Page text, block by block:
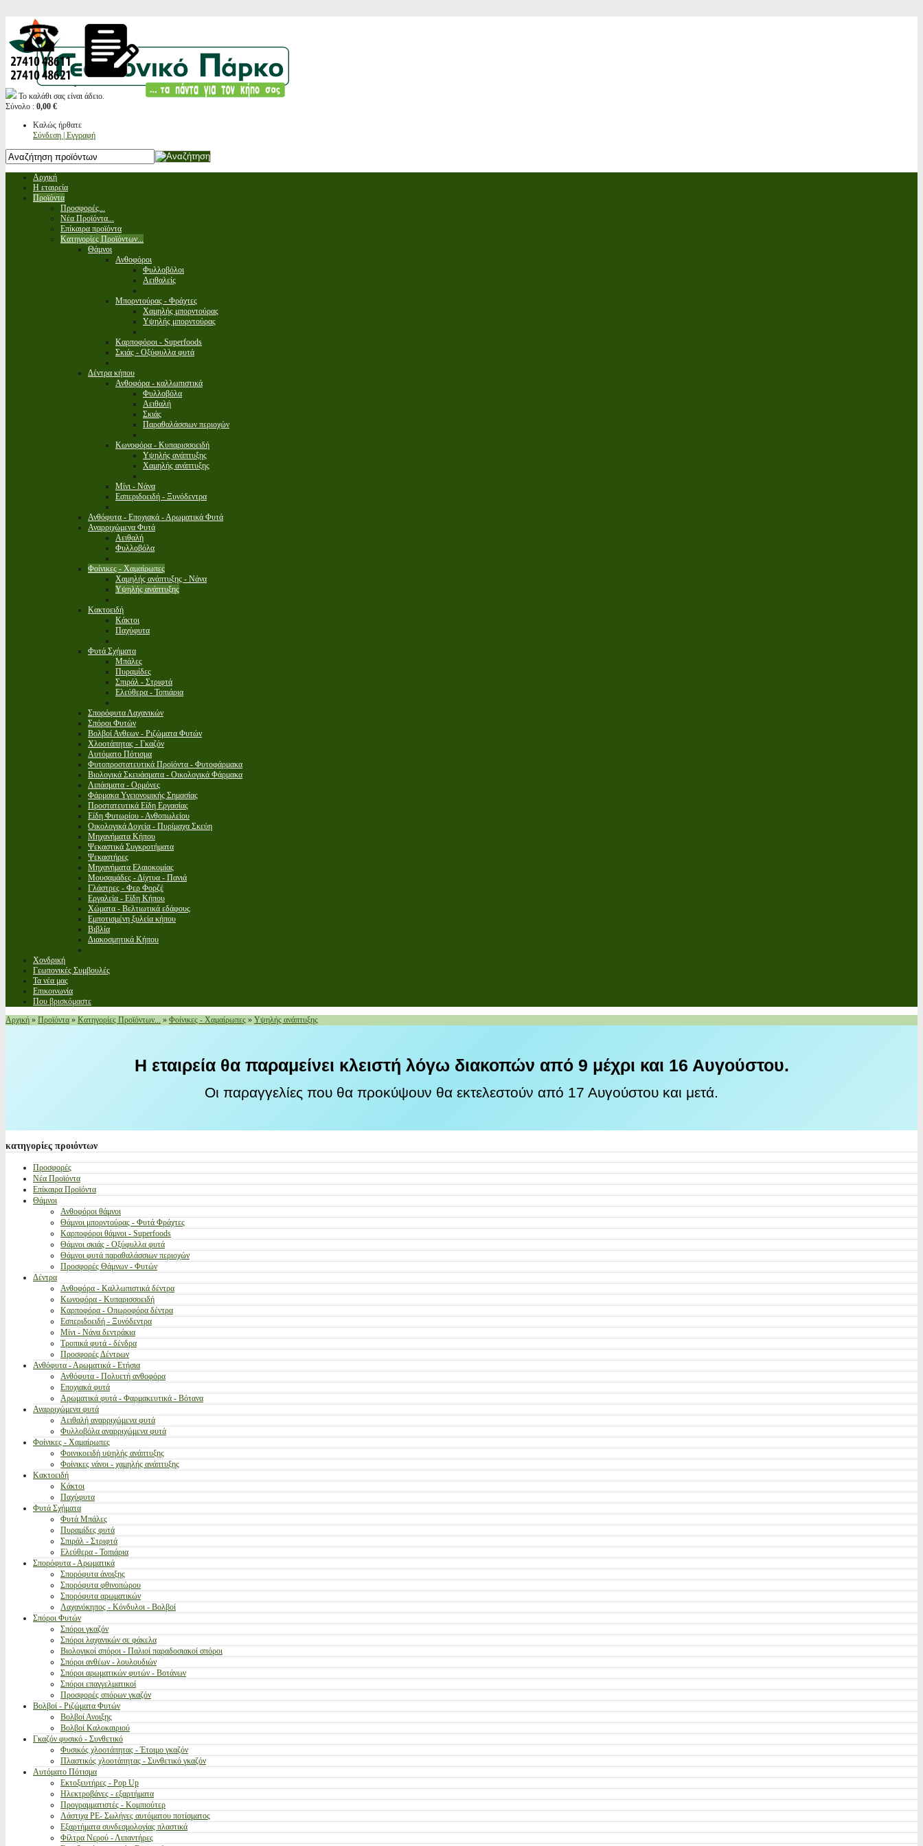
Το καλάθι σας είναι άδειο.
Σύνολο : 0,00 €
Καλώς ήρθατε
Σύνδεση | Εγγραφή
Αρχική
Η εταιρεία
Προϊόντα
Προσφορές...
Νέα Προϊόντα...
Επίκαιρα προϊόντα
Κατηγορίες Προϊόντων...
Θάμνοι
Ανθοφόροι
Φυλλοβόλοι
Αειθαλείς
Μπορντούρας - Φράχτες
Χαμηλής μπορντούρας
Υψηλής μπορντούρας
Καρποφόροι - Superfoods
Σκιάς - Οξύφυλλα φυτά
Δέντρα κήπου
Ανθοφόρα - καλλωπιστικά
Φυλλοβόλα
Αειθαλή
Σκιάς
Παραθαλάσσιων περιοχών
Κωνοφόρα - Κυπαρισσοειδή
Υψηλής ανάπτυξης
Χαμηλής ανάπτυξης
Μίνι - Νάνα
Εσπεριδοειδή - Ξυνόδεντρα
Ανθόφυτα - Εποχιακά - Αρωματικά Φυτά
Αναρριχώμενα Φυτά
Αειθαλή
Φυλλοβόλα
Φοίνικες - Χαμαίρωπες
Χαμηλής ανάπτυξης - Νάνα
Υψηλής ανάπτυξης
Κακτοειδή
Κάκτοι
Παχύφυτα
Φυτά Σχήματα
Μπάλες
Πυραμίδες
Σπιράλ - Στριφτά
Ελεύθερα - Τοπιάρια
Σπορόφυτα Λαχανικών
Σπόροι Φυτών
Βολβοί Ανθεων - Ριζώματα Φυτών
Χλοοτάπητας - Γκαζόν
Αυτόματο Πότισμα
Φυτοπροστατευτικά Προϊόντα - Φυτοφάρμακα
Βιολογικά Σκευάσματα - Οικολογικά Φάρμακα
Λιπάσματα - Ορμόνες
Φάρμακα Υγειονομικής Σημασίας
Προστατευτικά Είδη Εργασίας
Είδη Φυτωρίου - Ανθοπωλείου
Οικολογικά Δοχεία - Πυρίμαχα Σκεύη
Μηχανήματα Κήπου
Ψεκαστικά Συγκροτήματα
Ψεκαστήρες
Μηχανήματα Ελαιοκομίας
Μουσαμάδες - Δίχτυα - Πανιά
Γλάστρες - Φερ Φορζέ
Εργαλεία - Είδη Κήπου
Χώματα - Βελτιωτικά εδάφους
Εμποτισμένη ξυλεία κήπου
Βιβλία
Διακοσμητικά Κήπου
Χονδρική
Γεωπονικές Συμβουλές
Τα νέα μας
Επικοινωνία
Που βρισκόμαστε
Αρχική » Προϊόντα » Κατηγορίες Προϊόντων... » Φοίνικες - Χαμαίρωπες » Υψηλής ανάπτυξης
Η εταιρεία θα παραμείνει κλειστή λόγω διακοπών από 9 μέχρι και 16 Αυγούστου.
Οι παραγγελίες που θα προκύψουν θα εκτελεστούν από 17 Αυγούστου και μετά.
κατηγορίες προιόντων
Προσφορές
Νέα Προϊόντα
Επίκαιρα Προϊόντα
Θάμνοι
Ανθοφόροι θάμνοι
Θάμνοι μπορντούρας - Φυτά Φράχτες
Καρποφόροι θάμνοι - Superfoods
Θάμνοι σκιάς - Οξύφυλλα φυτά
Θάμνοι φυτά παραθαλάσσιων περιοχών
Προσφορές Θάμνων - Φυτών
Δέντρα
Ανθοφόρα - Καλλωπιστικά δέντρα
Κωνοφόρα - Κυπαρισσοειδή
Καρποφόρα - Οπωροφόρα δέντρα
Εσπεριδοειδή - Ξυνόδεντρα
Μίνι - Νάνα δεντράκια
Τροπικά φυτά - δένδρα
Προσφορές Δέντρων
Ανθόφυτα - Αρωματικά - Ετήσια
Ανθόφυτα - Πολυετή ανθοφόρα
Εποχιακά φυτά
Αρωματικά φυτά - Φαρμακευτικά - Βότανα
Αναρριχώμενα φυτά
Αειθαλή αναρριχώμενα φυτά
Φυλλοβόλα αναρριχώμενα φυτά
Φοίνικες - Χαμαίρωπες
Φοινικοειδή υψηλής ανάπτυξης
Φοίνικες νάνοι - χαμηλής ανάπτυξης
Κακτοειδή
Κάκτοι
Παχύφυτα
Φυτά Σχήματα
Φυτά Μπάλες
Πυραμίδες φυτά
Σπιράλ - Στριφτά
Ελεύθερα - Τοπιάρια
Σπορόφυτα - Αρωματικά
Σπορόφυτα άνοιξης
Σπορόφυτα φθινοπώρου
Σπορόφυτα αρωματικών
Λαχανόκηπος - Κόνδυλοι - Βολβοί
Σπόροι Φυτών
Σπόροι γκαζόν
Σπόροι λαχανικών σε φάκελα
Βιολογικοί σπόροι - Παλιοί παραδοσιακοί σπόροι
Σπόροι ανθέων - λουλουδιών
Σπόροι αρωματικών φυτών - Βοτάνων
Σπόροι επαγγελματικοί
Προσφορές σπόρων γκαζόν
Βολβοί - Ριζώματα Φυτών
Βολβοί Ανοιξης
Βολβοί Καλοκαιριού
Γκαζόν φυσικό - Συνθετικό
Φυσικός χλοοτάπητας - Έτοιμο γκαζόν
Πλαστικός χλοοτάπητας - Συνθετικό γκαζόν
Αυτόματο Πότισμα
Εκτοξευτήρες - Pop Up
Ηλεκτροβάνες - εξαρτήματα
Προγραμματιστές - Κομπιούτερ
Λάστιχα PE- Σωλήνες αυτόματου ποτίσματος
Εξαρτήματα συνδεσμολογίας πλαστικά
Φίλτρα Νερού - Λιπαντήρες